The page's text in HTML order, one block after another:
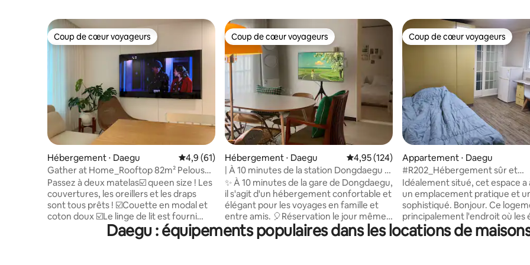
Coup de cœur voyageurs
Coup de cœur voyageurs
Hébergement ⋅ Daegu Évaluation moyenne sur la base de 61 commentaires : 4,9 sur 5
4,9 (61)
Gather at Home_Rooftop 82m² Pelouse
artificielle/Chambre
privée/Barbecue/Chiens acceptés
Passez à deux matelas☑️ queen size ! Les
couvertures, les oreillers et les draps
sont tous prêts ! ☑️Couette en modal et
coton doux ☑️Le linge de lit est fourni
pour 2 personnes. (10 000 KRW pour une
demande de couette supplémentaire
Coup de cœur voyageurs
Coup de cœur voyageurs
Hébergement ⋅ Daegu Évaluation moyenne sur la base de 124
4,95 (124)
| À 10 minutes de la station Dongdaegu | |
2 pièces, 3 lits | | Voyage en famille ou
entre amis | | Logement avec de bons
commentaires |
✨ À 10 minutes de la gare de Dongdaegu,
il s'agit d'un hébergement confortable et
élégant pour les voyages en famille et
entre amis. 🎈Réservation le jour même
disponible / Logement prêt 😊 🐶 Ce
logement accepte les petits chiens. 🌿
Coup de cœur voyageurs
Coup de cœur voyageurs
Appartement ⋅ Daegu
#R202_Hébergement sûr et
économique près de KNU
Idéalement situé, cet espace a
un emplacement pratique et
sophistiqué. Bonjour. Ce logement est
principalement l'endroit où les
universitaires de l'Université
Kyungpook (KNU) vivent et
Daegu : équipements populaires dans les locations de